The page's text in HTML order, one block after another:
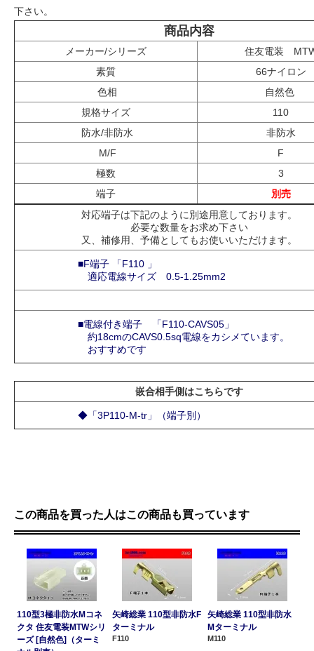
下さい。
商品内容
メーカー/シリーズ
住友電装
素質
66ナイロン
色相
自然色
規格サイズ
110
防水/非防水
非防水
M/F
F
極数
3
端子
別売
対応端子は下記のように別途用意しております。
必要な数量をお求め下さい
又、補修用、予備としてもお使いいただけます。
■F端子 「F110 」
適応電線サイズ 0.5-1.25mm2
■電線付き端子 「F110-CAVS05」
約18cmのCAVS0.5sq電線をカシメています。
おすすめです
嵌合相手側はこちらです
◆「3P110-M-tr」（端子別）
この商品を買った人はこの商品も買っています
110型3極非防水Mコネ
クタ 住友電装MTWシリ
ーズ [自然色]（ターミ
矢崎総業 110型非防水F
ターミナル
F110
矢崎総業 110型非防水
Mターミナル
M110